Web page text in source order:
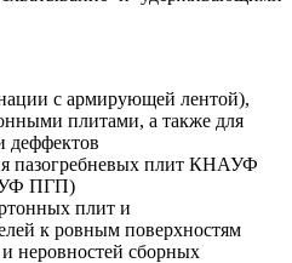
с армирующей лентой),
плитами, а также для
деффектов
пазогребневых плит КНАУФ
ПГП)
плит и
к ровным поверхностям
неровностей сборных